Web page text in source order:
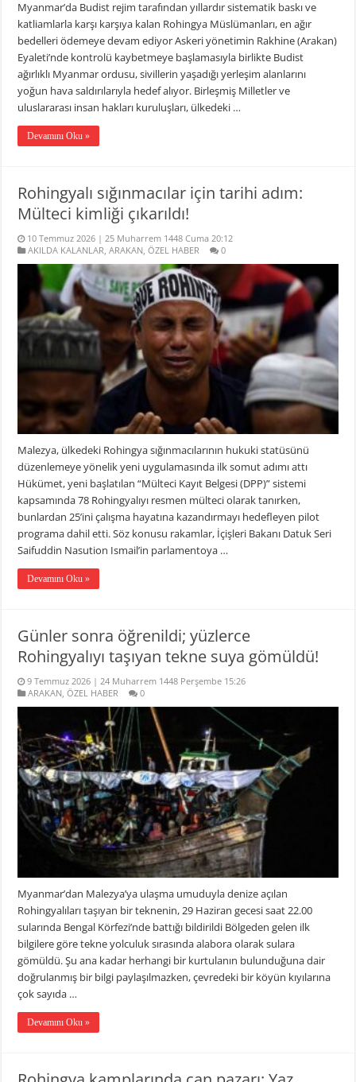
Myanmar’da Budist rejim tarafından yıllardır sistematik baskı ve
katliamlarla karşı karşıya kalan Rohingya Müslümanları, en ağır
bedelleri ödemeye devam ediyor Askeri yönetimin Rakhine (Arakan)
Eyaleti’nde kontrolü kaybetmeye başlamasıyla birlikte Budist
ağırlıklı Myanmar ordusu, sivillerin yaşadığı yerleşim alanlarını
yoğun hava saldırılarıyla hedef alıyor. Birleşmiş Milletler ve
uluslararası insan hakları kuruluşları, ülkedeki …
Devamını Oku »
Rohingyalı sığınmacılar için tarihi adım:
Mülteci kimliği çıkarıldı!
10 Temmuz 2026 | 25 Muharrem 1448 Cuma 20:12
AKILDA KALANLAR ,ARAKAN ,ÖZEL HABER 0
Malezya, ülkedeki Rohingya sığınmacılarının hukuki statüsünü
düzenlemeye yönelik yeni uygulamasında ilk somut adımı attı
Hükümet, yeni başlatılan “Mülteci Kayıt Belgesi (DPP)” sistemi
kapsamında 78 Rohingyalıyı resmen mülteci olarak tanırken,
bunlardan 25’ini çalışma hayatına kazandırmayı hedefleyen pilot
programa dahil etti. Söz konusu rakamlar, İçişleri Bakanı Datuk Seri
Saifuddin Nasution Ismail’in parlamentoya …
Devamını Oku »
Günler sonra öğrenildi; yüzlerce
Rohingyalıyı taşıyan tekne suya gömüldü!
9 Temmuz 2026 | 24 Muharrem 1448 Perşembe 15:26
ARAKAN,ÖZEL HABER 0
Myanmar’dan Malezya’ya ulaşma umuduyla denize açılan
Rohingyalıları taşıyan bir teknenin, 29 Haziran gecesi saat 22.00
sularında Bengal Körfezi’nde battığı bildirildi Bölgeden gelen ilk
bilgilere göre tekne yolculuk sırasında alabora olarak sulara
gömüldü. Şu ana kadar herhangi bir kurtulanın bulunduğuna dair
doğrulanmış bir bilgi paylaşılmazken, çevredeki bir köyün kıyılarına
çok sayıda …
Devamını Oku »